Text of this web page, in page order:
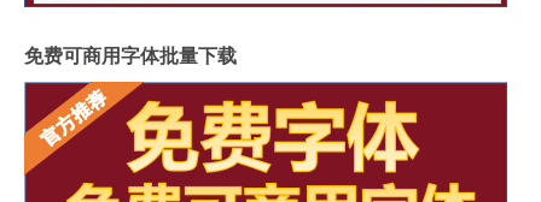
免费可商用字体批量下载